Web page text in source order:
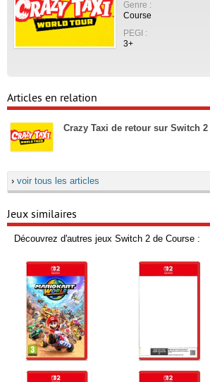
Genre :
Course
PEGI :
3+
Articles en relation
Crazy Taxi de retour sur Switch 2
› voir tous les articles
Jeux similaires
Découvrez d'autres jeux Switch 2 de Course :